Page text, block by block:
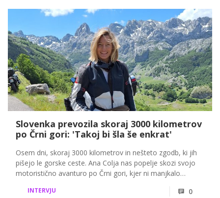
Slovenka prevozila skoraj 3000 kilometrov
po Črni gori: 'Takoj bi šla še enkrat'
Osem dni, skoraj 3000 kilometrov in nešteto zgodb, ki jih
pišejo le gorske ceste. Ana Colja nas popelje skozi svojo
motoristično avanturo po Črni gori, kjer ni manjkalo
nikoli pozabila.
INTERVJU 0